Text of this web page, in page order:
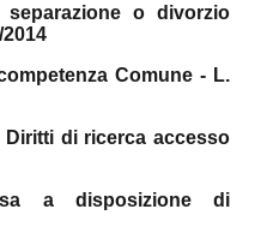
o divorzio
Comune - L.
Diritti di ricerca accesso
a disposizione di